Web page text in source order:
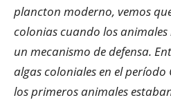
plancton moderno, vemos
colonias cuando los animales
un mecanismo de defensa.
algas coloniales en el
los primeros animales